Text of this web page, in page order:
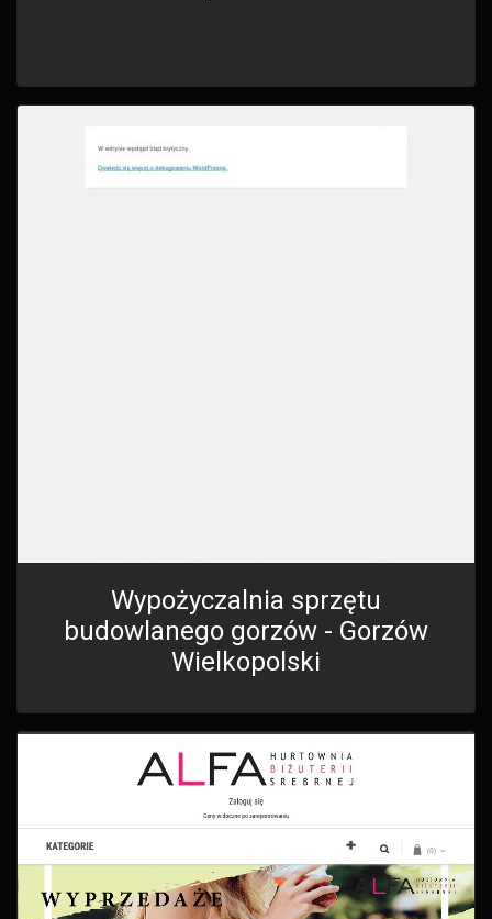
Wypożyczalnia sprzętu
budowlanego gorzów - Gorzów
Wielkopolski